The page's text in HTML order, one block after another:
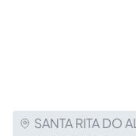
SANTA RITA DO